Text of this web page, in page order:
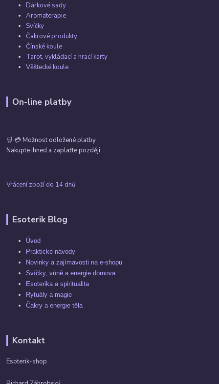
Dárkové sady
Aromaterapie
Svíčky
Čakrové produkty
Čínské koule
Tarot, vykládací a hrací karty
Věštecké koule
On-line platby
🛒 💳 Možnost odložené platby.
Nakupte ihned a zaplaťte později.
Vrácení zboží do 14 dnů
Esoterik Blog
Úvod
Praktické návody
Novinky a zajímavosti na e-shopu
Svíčky, vůně a energie domova
Esoterika a spiritualita
Rytuály a magie
Čakry a energie těla
Kontakt
Esoterik-shop